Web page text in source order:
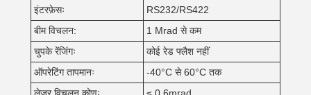
इंटरफ़ेसः
RS232/RS422
बीम विचलन:
1 Mrad से कम
चुपके रेंजिंगः
कोई रेड फ्लैश नहीं
ऑपरेटिंग तापमानः
-40°C से 60°C तक